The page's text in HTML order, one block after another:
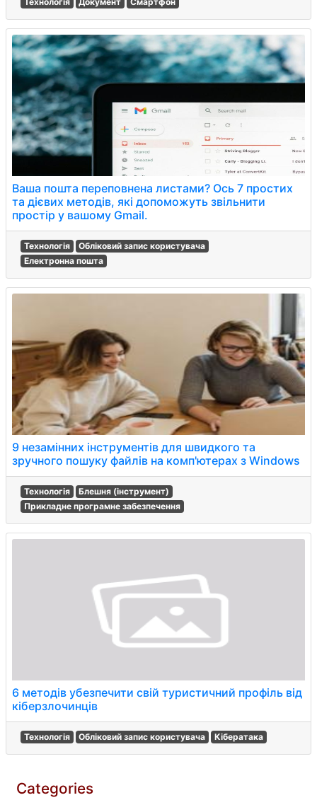
Ваша пошта переповнена листами? Ось 7 простих
та дієвих методів, які допоможуть звільнити
простір у вашому Gmail.
Технологія
Обліковий запис користувача
Електронна пошта
9 незамінних інструментів для швидкого та
зручного пошуку файлів на комп'ютерах з Windows
Технологія
Блешня (інструмент)
Прикладне програмне забезпечення
6 методів убезпечити свій туристичний профіль від
кіберзлочинців
Технологія Обліковий запис користувача Кібератака
Categories